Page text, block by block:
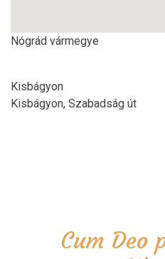
Nógrád vármegye
Kisbágyon
Kisbágyon, Szabadság út
Cum Deo